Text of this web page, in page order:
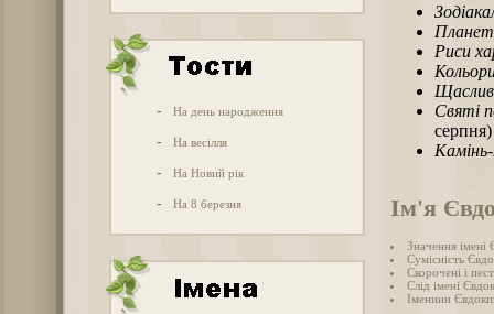
- На день народження
- На весілля
- На Новий рік
- На 8 березня
Риси
Святі
серпня)
Ім'я
Значення імені
Сумісність
Скорочені і
Слід імені
Іменини